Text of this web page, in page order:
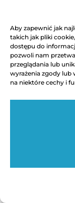
Aby zapewnić jak
takich jak pliki
dostępu do
pozwoli nam
przeglądania lub
wyrażenia zgody lub
na niektóre cechy i